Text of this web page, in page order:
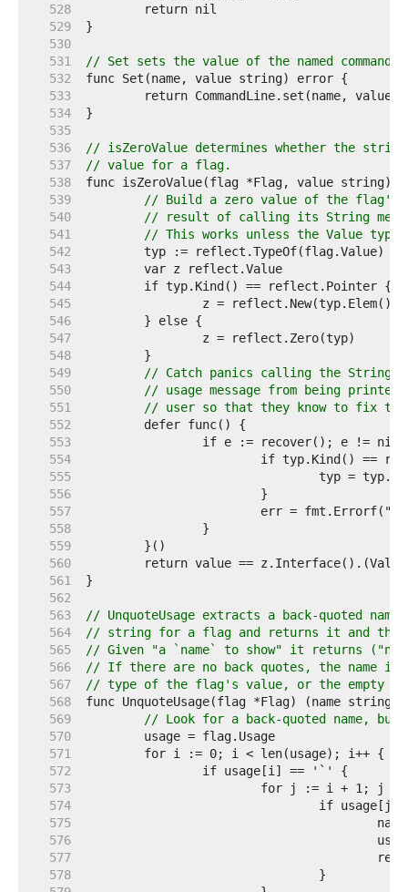
   528
   529
   530
   531
// Set sets the value of the named
   532
   533
   534
   535
   536
// isZeroValue determines whether the
   537
// value for a flag.
   538
   539
// Build a zero value of the flag's
   540
// result of calling its String
   541
// This works unless the Value
   542
   543
   544
   545
   546
   547
   548
   549
// Catch panics calling the String
   550
// usage message from being
   551
// user so that they know to fix
   552
   553
   554
   555
   556
   557
   558
   559
   560
   561
   562
   563
// UnquoteUsage extracts a back-quoted name
   564
// string for a flag and returns it and the
   565
// Given "a `name` to show" it returns
   566
// If there are no back quotes, the name is
   567
// type of the flag's value, or the empty
   568
   569
// Look for a back-quoted name,
   570
   571
   572
   573
   574
   575
   576
   577
   578